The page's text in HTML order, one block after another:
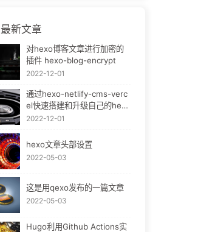
最新文章
对hexo博客文章进行加密的
插件 hexo-blog-encrypt
2022-12-01
通过hexo-netlify-cms-verc
el快速搭建和升级自己的hexo
bok
2022-12-01
hexo文章头部设置
2022-05-03
这是用qexo发布的一篇文章
2022-05-03
Hugo利用Github Actions实